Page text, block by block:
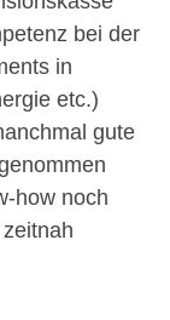
bei der
in
etc.)
gute
how noch